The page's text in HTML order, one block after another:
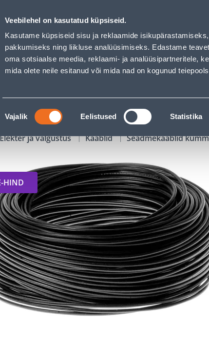
Veebilehel on kasutatud küpsiseid.
Kasutame küpsiseid sisu ja reklaamide
pakkumiseks ning liikluse analüüsimiseks. Edastame
oma sotsiaalse meedia, reklaami- ja analüüsipartneritele,
mida olete neile esitanud või mida nad on kogunud
Nõusoleku
valik
Vajalik Eelistused Statistika
5G2,5MM² - Bauhof has loaded
Klienditeenindus Teenused Karjäärileht
OTSI
KAMPAANIAD KATALOOGID
Elekter ja valgustus Kaablid Seadmekaablid
HIND